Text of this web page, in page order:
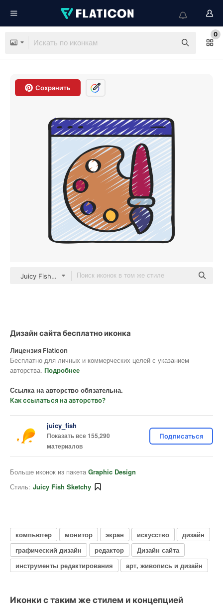
0
Сохранить
Juicy Fish Sketchy
Дизайн сайта бесплатно иконка
Лицензия Flaticon
Бесплатно для личных и коммерческих целей с указанием
авторства. Подробнее
Ссылка на авторство обязательна.
Как ссылаться на авторство?
juicy_fish
Показать все 155,290
материалов
Подписаться
Больше иконок из пакета Graphic Design
Стиль: Juicy Fish Sketchy
компьютер монитор экран искусство
дизайн
графический дизайн
редактор
Дизайн сайта
инструменты редактирования
арт, живопись и дизайн
Иконки с таким же стилем и концепцией